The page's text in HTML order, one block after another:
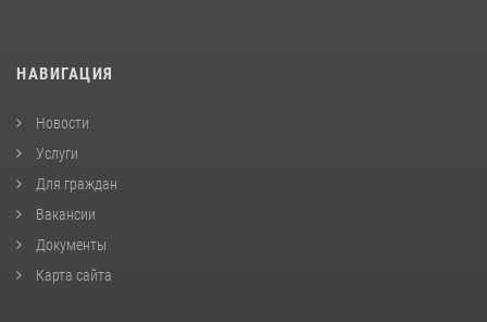
НАВИГАЦИЯ
Новости
Услуги
Для граждан
Вакансии
Документы
Карта сайта